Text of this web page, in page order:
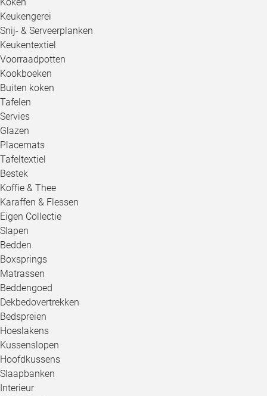
Keukengerei
Snij- & Serveerplanken
Keukentextiel
Voorraadpotten
Kookboeken
Buiten koken
Tafelen
Servies
Glazen
Placemats
Tafeltextiel
Bestek
Koffie & Thee
Karaffen & Flessen
Eigen Collectie
Slapen
Bedden
Boxsprings
Matrassen
Beddengoed
Dekbedovertrekken
Bedspreien
Hoeslakens
Kussenslopen
Hoofdkussens
Slaapbanken
Interieur